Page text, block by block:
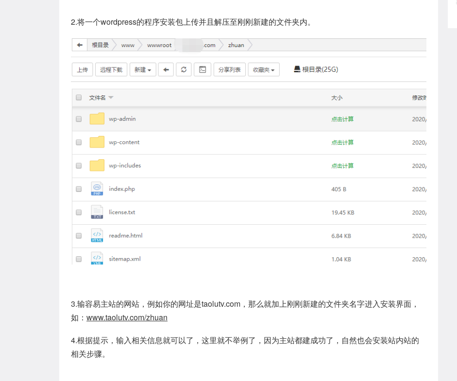
2.将一个wordpress的程序安装包上传并且解压至刚刚新建的文件夹内。
3.输容易主站的网站，例如你的网址是taolutv.com，那么就加上刚刚新建的文件夹名字进入安装界面，
如： www.taolutv.com/zhuan
4.根据提示，输入相关信息就可以了，这里就不举例了，因为主站都建成功了，自然也会安装站内站的
相关步骤。